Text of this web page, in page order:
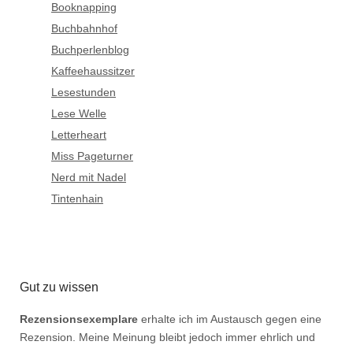
Booknapping
Buchbahnhof
Buchperlenblog
Kaffeehaussitzer
Lesestunden
Lese Welle
Letterheart
Miss Pageturner
Nerd mit Nadel
Tintenhain
Gut zu wissen
Rezensionsexemplare erhalte ich im Austausch gegen eine
Rezension. Meine Meinung bleibt jedoch immer ehrlich und